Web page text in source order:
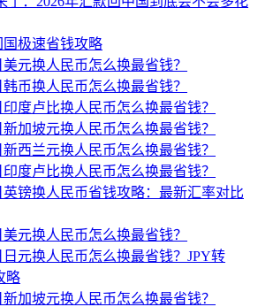
极速省钱攻略
美元换人民币怎么换最省钱？
韩币换人民币怎么换最省钱？
印度卢比换人民币怎么换最省钱？
新加坡元换人民币怎么换最省钱？
新西兰元换人民币怎么换最省钱？
印度卢比换人民币怎么换最省钱？
英镑换人民币省钱攻略：最新汇率对比
美元换人民币怎么换最省钱？
日元换人民币怎么换最省钱？JPY转
略
新加坡元换人民币怎么换最省钱？